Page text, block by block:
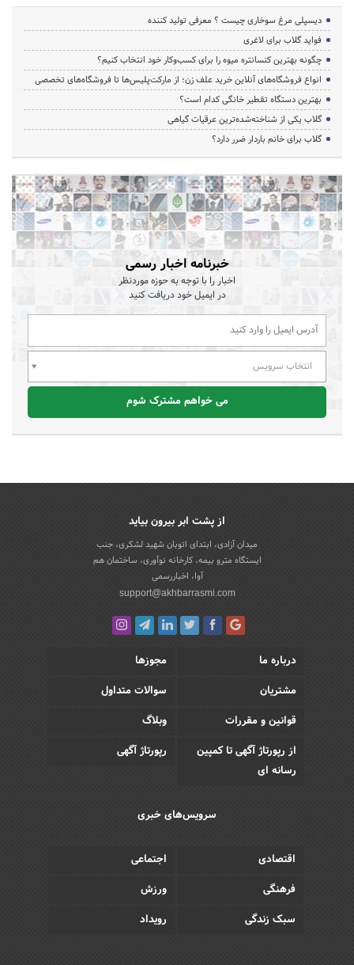
دیسپلی مرغ سوخاری چیست ؟ معرفی تولید کننده
فواید گلاب برای لاغری
چگونه بهترین کنسانتره میوه را برای کسب‌وکار خود انتخاب کنیم؟
انواع فروشگاه‌های آنلاین خرید علف زن؛ از مارکت‌پلیس‌ها تا فروشگاه‌های تخصصی
بهترین دستگاه تقطیر خانگی کدام است؟
گلاب یکی از شناخته‌شده‌ترین عرقیات گیاهی
گلاب برای خانم باردار ضرر دارد؟
خبرنامه اخبار رسمی
اخبار را با توجه به حوزه موردنظر
در ایمیل خود دریافت کنید
انتخاب سرویس
می خواهم مشترک شوم
از پشت ابر بیرون بیاید
میدان آزادی، ابتدای اتوبان شهید لشکری، جنب
ایستگاه مترو بیمه، کارخانه نوآوری، ساختمان هم
آوا، اخباررسمی
support@akhbarrasmi.com
درباره ما
مجوزها
مشتریان
سوالات متداول
قوانین و مقررات
وبلاگ
از رپورتاژ آگهی تا کمپین
رسانه ای
رپورتاژ آگهی
سرویس‌های خبری
اقتصادی
اجتماعی
فرهنگی
ورزش
سبک زندگی
رویداد